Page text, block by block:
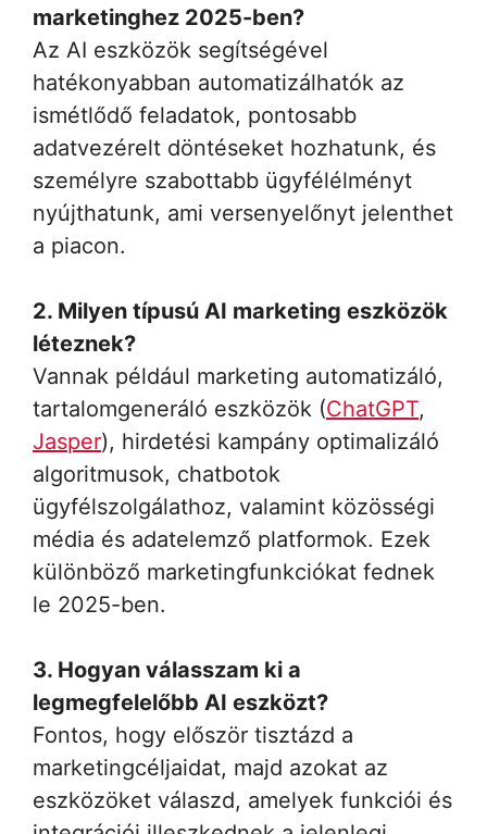
marketinghez 2025-ben?
Az AI eszközök segítségével
hatékonyabban automatizálhatók az
ismétlődő feladatok, pontosabb
adatvezérelt döntéseket hozhatunk, és
személyre szabottabb ügyfélélményt
nyújthatunk, ami versenyelőnyt jelenthet
a piacon.
2. Milyen típusú AI marketing eszközök
léteznek?
Vannak például marketing automatizáló,
tartalomgeneráló eszközök (ChatGPT,
Jasper), hirdetési kampány optimalizáló
algoritmusok, chatbotok
ügyfélszolgálathoz, valamint közösségi
média és adatelemző platformok. Ezek
különböző marketingfunkciókat fednek
le 2025-ben.
3. Hogyan válasszam ki a
legmegfelelőbb AI eszközt?
Fontos, hogy először tisztázd a
marketingcéljaidat, majd azokat az
eszközöket válaszd, amelyek funkciói és